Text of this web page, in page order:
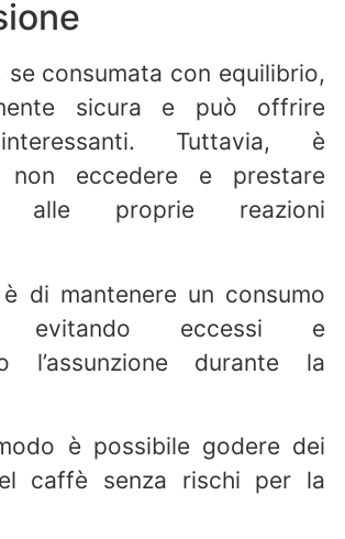
se consumata con equilibrio,
sicura e può offrire
Tuttavia, è
non eccedere e prestare
alle proprie reazioni
di mantenere un consumo
evitando eccessi e
l’assunzione durante la
è possibile godere dei
caffè senza rischi per la